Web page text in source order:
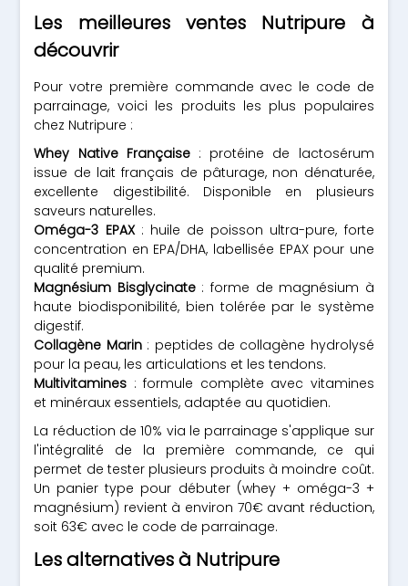
Les meilleures ventes Nutripure à
découvrir
Pour votre première commande avec le code de
parrainage, voici les produits les plus populaires
chez Nutripure :
Whey Native Française: protéine de lactosérum
issue de lait français de pâturage, non dénaturée,
excellente digestibilité. Disponible en plusieurs
saveurs naturelles.
Oméga-3 EPAX: huile de poisson ultra-pure, forte
concentration en EPA/DHA, labellisée EPAX pour une
qualité premium.
Magnésium Bisglycinate: forme de magnésium à
haute biodisponibilité, bien tolérée par le système
digestif.
Collagène Marin: peptides de collagène hydrolysé
pour la peau, les articulations et les tendons.
Multivitamines : formule complète avec vitamines
et minéraux essentiels, adaptée au quotidien.
La réduction de 10% via le parrainage s'applique sur
l'intégralité de la première commande, ce qui
permet de tester plusieurs produits à moindre coût.
Un panier type pour débuter (whey + oméga-3 +
magnésium) revient à environ 70€ avant réduction,
soit 63€ avec le code de parrainage.
Les alternatives à Nutripure